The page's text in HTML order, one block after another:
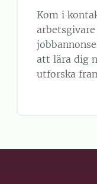
Kom i
att lära dig
utforska